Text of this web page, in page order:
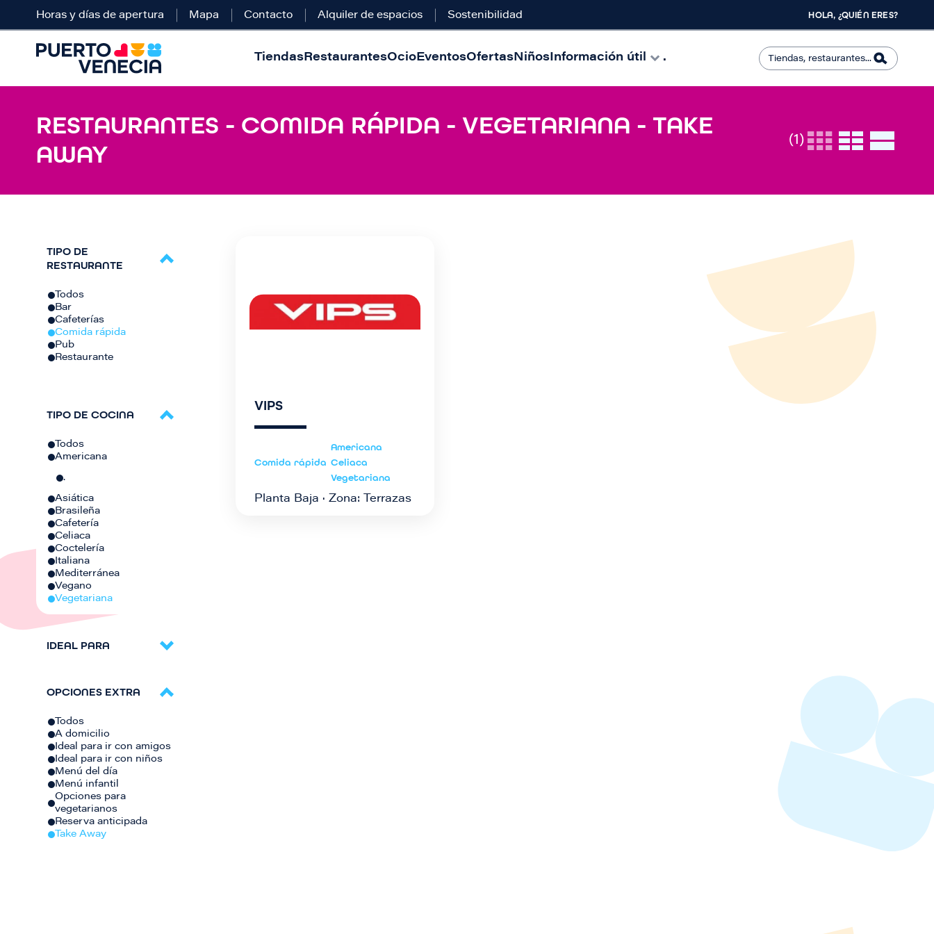
Horas y días de apertura Mapa Contacto Alquiler de espacios Sostenibilidad HOLA, ¿QUIÉN ERES?
TiendasRestaurantesOcioEventosOfertasNiñosInformación útil .
RESTAURANTES - COMIDA RÁPIDA - VEGETARIANA - TAKE
AWAY
(1)
TIPO DE
RESTAURANTE
Todos
Bar
Cafeterías
Comida rápida
Pub
Restaurante
TIPO DE COCINA
Todos
Americana
.
Asiática
Brasileña
Cafetería
Celiaca
Coctelería
Italiana
Mediterránea
Vegano
Vegetariana
IDEAL PARA
OPCIONES EXTRA
Todos
A domicilio
Ideal para ir con amigos
Ideal para ir con niños
Menú del día
Menú infantil
Opciones para
vegetarianos
Reserva anticipada
Take Away
VIPS
Comida rápida
Americana
Celiaca
Vegetariana
Planta Baja · Zona: Terrazas